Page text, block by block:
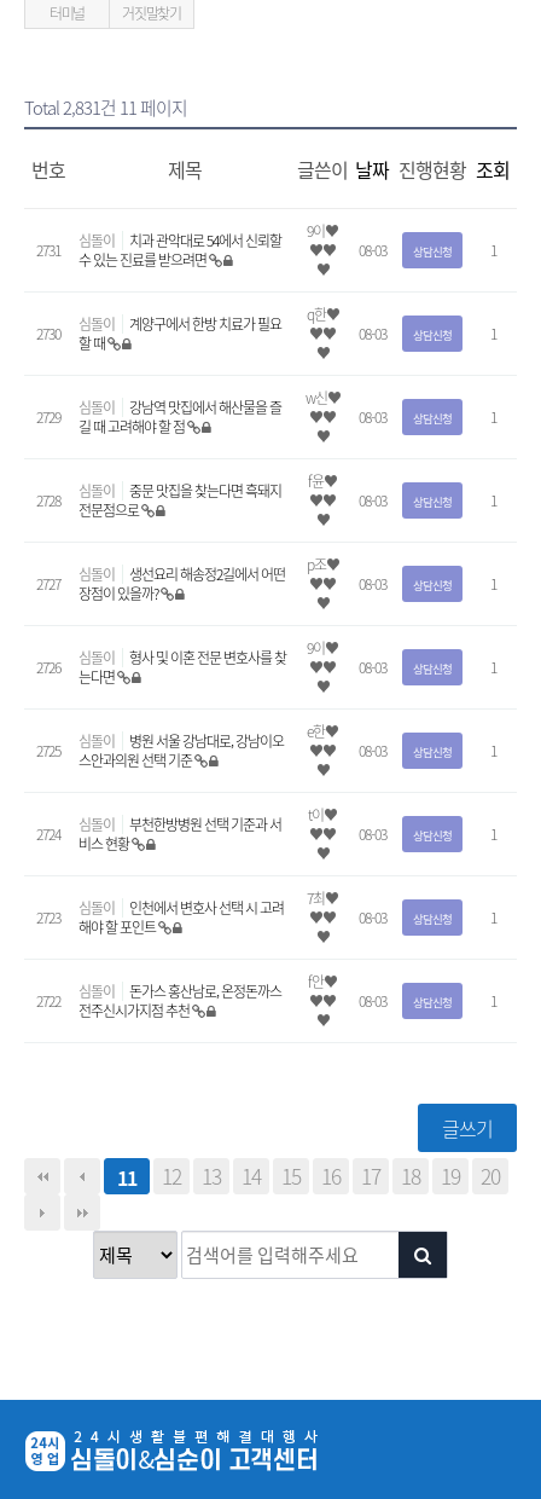
터미널
거짓말찾기
Total 2,831건 11 페이지
번호 제목 글쓴이 날짜 진행현황 조회
2731 심돌이
치과 관악대로 54에서 신뢰할
수 있는 진료를 받으려면
9이♥
♥♥
♥
08-03 상담신청 1
2730 심돌이
계양구에서 한방 치료가 필요
할 때
q한♥
♥♥
♥
08-03 상담신청 1
2729 심돌이
강남역 맛집에서 해산물을 즐
길 때 고려해야 할 점
w신♥
♥♥
♥
08-03 상담신청 1
2728 심돌이
중문 맛집을 찾는다면 흑돼지
전문점으로
f윤♥
♥♥
♥
08-03 상담신청 1
2727 심돌이
생선요리 해송정2길에서 어떤
장점이 있을까?
p조♥
♥♥
♥
08-03 상담신청 1
2726 심돌이
형사 및 이혼 전문 변호사를 찾
는다면
9이♥
♥♥
♥
08-03 상담신청 1
2725 심돌이
병원 서울 강남대로, 강남이오
스안과의원 선택 기준
e한♥
♥♥
♥
08-03 상담신청 1
2724 심돌이
부천한방병원 선택 기준과 서
비스 현황
t이♥
♥♥
♥
08-03 상담신청 1
2723 심돌이
인천에서 변호사 선택 시 고려
해야 할 포인트
7최♥
♥♥
♥
08-03 상담신청 1
2722 심돌이
돈가스 홍산남로, 온정돈까스
전주신시가지점 추천
f안♥
♥♥
♥
08-03 상담신청 1
글쓰기
11
12 13 14 15 16 17 18 19 20